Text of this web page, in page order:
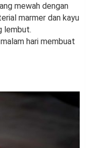
mewah dengan
marmer dan kayu
lembut.
hari membuat